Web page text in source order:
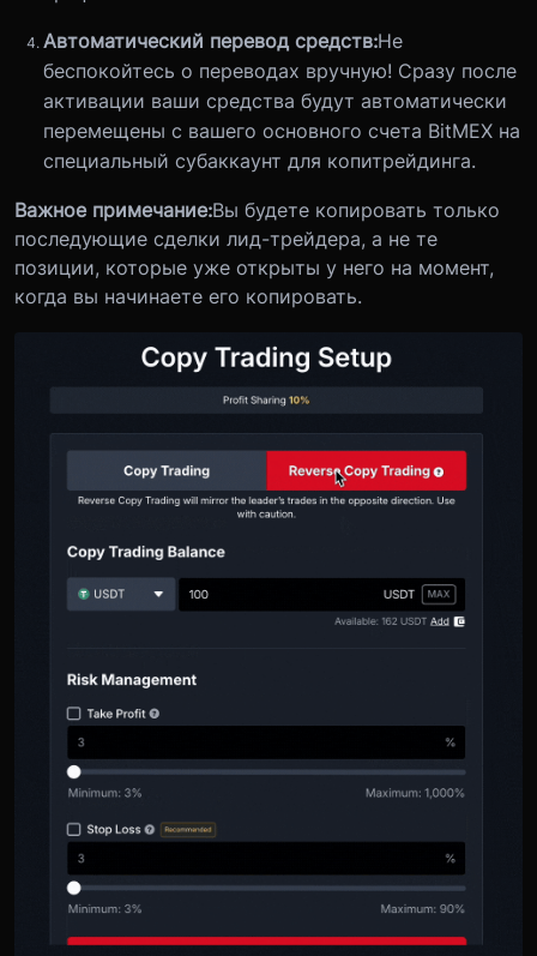
Автоматический перевод средств:Не
беспокойтесь о переводах вручную! Сразу после
активации ваши средства будут автоматически
перемещены с вашего основного счета BitMEX на
специальный субаккаунт для копитрейдинга.
Важное примечание:Вы будете копировать только
последующие сделки лид-трейдера, а не те
позиции, которые уже открыты у него на момент,
когда вы начинаете его копировать.